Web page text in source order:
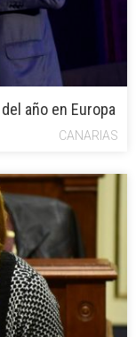
año en Europa
CANARIAS